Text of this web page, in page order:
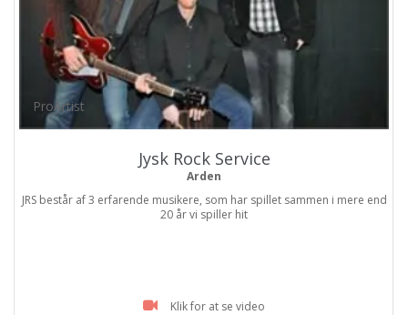
ProArtist
Jysk Rock Service
Arden
JRS består af 3 erfarende musikere, som har spillet sammen i mere end
20 år vi spiller hit
Klik for at se video